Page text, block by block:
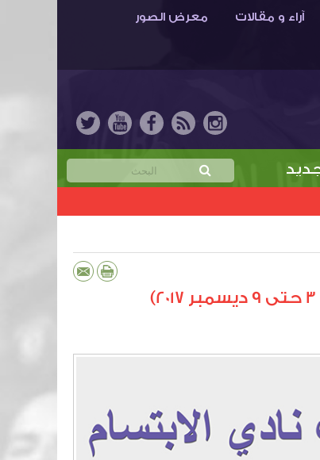
آراء و مقالات معرض الصور
خمن نتيجة مباراة الابتسام والهدّاية واربح